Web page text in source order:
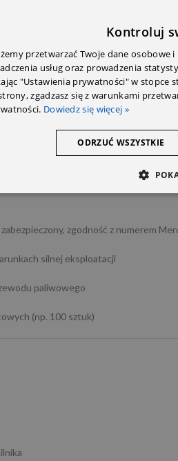
oleje i skrajne temperatury
100 sztuk dostępny)
zgodność z numerem
silnej eksploatacji
paliwowego
(np. 100 sztuk)
Kontroluj
przetwarzać Twoje dane osobowe
usług oraz prowadzenia
"Ustawienia prywatności" w stopce
zgadzasz się z warunkami
Dowiedz się więcej »
ODRZUĆ WSZYSTKIE